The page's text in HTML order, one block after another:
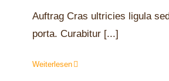
Auftrag Cras ultricies ligula
porta. Curabitur [...]
Weiterlesen